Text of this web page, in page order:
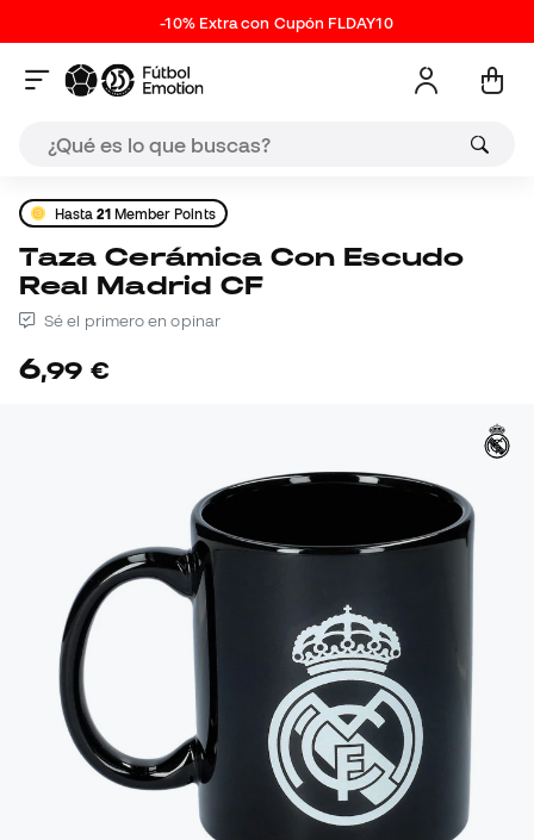
-10% Extra con Cupón FLDAY10
Hasta21Member Points
Taza Cerámica Con Escudo
Real Madrid CF
Sé el primero en opinar
6,99 €